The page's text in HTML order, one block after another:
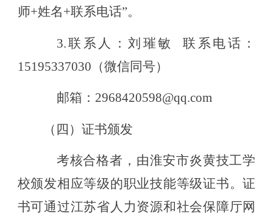
师+姓名+联系电话”。
3.联系人：刘璀敏
联系电话：
15195337030 （微信同号）
邮箱： 2968420598@qq.com
（ 四 ）证书颁发
考核合格者，由淮安市炎黄技工学
校颁发相应等级的职业技能等级证书。证
书可通过江苏省人力资源和社会保障厅网